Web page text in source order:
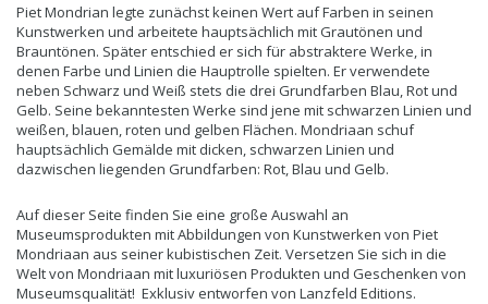
Piet Mondrian legte zunächst keinen Wert auf Farben in seinen
Kunstwerken und arbeitete hauptsächlich mit Grautönen und
Brauntönen. Später entschied er sich für abstraktere Werke, in
denen Farbe und Linien die Hauptrolle spielten. Er verwendete
neben Schwarz und Weiß stets die drei Grundfarben Blau, Rot und
Gelb. Seine bekanntesten Werke sind jene mit schwarzen Linien und
weißen, blauen, roten und gelben Flächen. Mondriaan schuf
hauptsächlich Gemälde mit dicken, schwarzen Linien und
dazwischen liegenden Grundfarben: Rot, Blau und Gelb.
Auf dieser Seite finden Sie eine große Auswahl an
Museumsprodukten mit Abbildungen von Kunstwerken von Piet
Mondriaan aus seiner kubistischen Zeit. Versetzen Sie sich in die
Welt von Mondriaan mit luxuriösen Produkten und Geschenken von
Museumsqualität! Exklusiv entworfen von Lanzfeld Editions.